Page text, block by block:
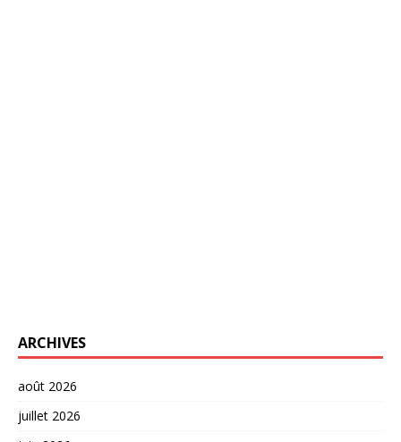
ARCHIVES
août 2026
juillet 2026